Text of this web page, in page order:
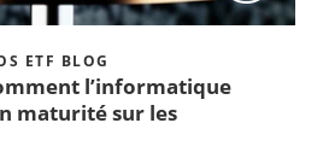
ETF BLOG
l’informatique
maturité sur les